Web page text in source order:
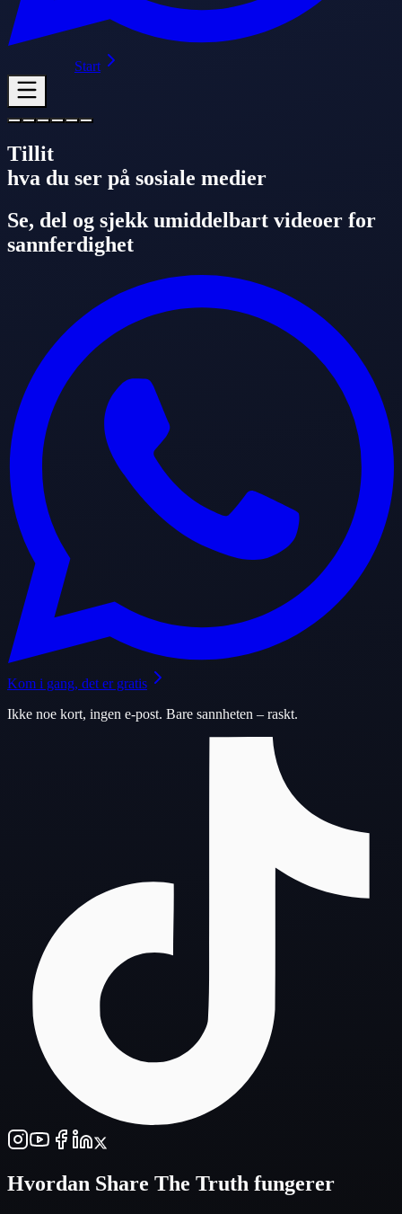
Start
Tillit
hva du ser på sosiale medier
Se, del og sjekk umiddelbart videoer for
sannferdighet
Kom i gang, det er gratis
Ikke noe kort, ingen e-post. Bare sannheten – raskt.
Hvordan Share The Truth fungerer